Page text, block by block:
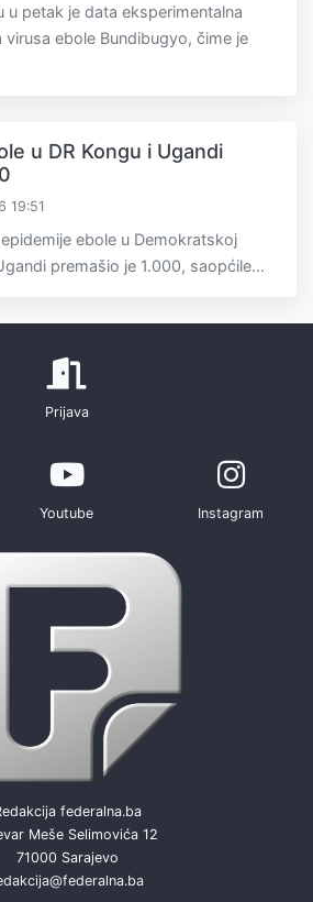
u petak je data eksperimentalna
ebole Bundibugyo, čime je
u DR Kongu i Ugandi
19:51
ebole u Demokratskoj
premašio je 1.000, saopćile...
Prijava
Youtube Instagram
federalna.ba
Meše Selimovića 12
71000 Sarajevo